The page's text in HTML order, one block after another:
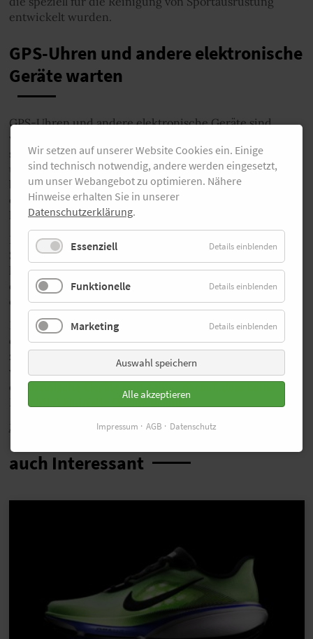
entwickelt wurden.
GPS-Uhren und andere elektronische
Geräte warten
GPS-Uhren und andere elektronische Geräte sind
wichtige Begleiter für viele Läuferinnen und Läufer, da
sie es ermöglichen, ihre Aktivitäten genau zu verfolgen
und ihre Leistung zu verbessern. Ein wichtiger Aspekt
bei der Pflege von GPS-Uhren und anderen
elektronischen Geräten ist, sie vor Feuchtigkeit und
hohen Temperaturen zu schützen.
Es sollte vermieden werden, sie beim Duschen oder
Schwimmen zu tragen, da sie sonst beschädigt werden
können. Auch beim Training sollte man darauf achten,
dass sie nicht nass werden, beispielsweise durch Regen
oder Schweiß.
Eine regelmäßige Reinigung ist ebenfalls relevant, um
die Lebensdauer einer GPS-Uhr oder anderen Geräte
zu verlängern. Dazu verwendet man am besten ein
weiches Tuch oder einen speziellen Reiniger für
elektronische Geräte und achtet darauf, dass keine
Feuchtigkeit in die Geräte gelangt.
Zurück
auch Interessant
Wir setzen auf unserer Website Cookies ein. Einige
sind technisch notwendig, andere werden eingesetzt,
um unser Webangebot zu optimieren. Nähere
Hinweise erhalten Sie in unserer
Datenschutzerklärung.
Essenziell Details einblenden
Funktionelle Details einblenden
Marketing Details einblenden
Auswahl speichern
Alle akzeptieren
Impressum AGB Datenschutz